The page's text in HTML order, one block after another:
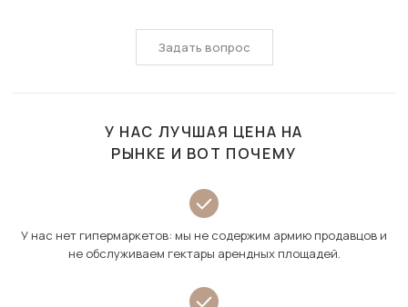
Задать вопрос
У НАС ЛУЧШАЯ ЦЕНА НА
РЫНКЕ И ВОТ ПОЧЕМУ
У нас нет гипермаркетов: мы не содержим армию продавцов и
не обслуживаем гектары арендных площадей.